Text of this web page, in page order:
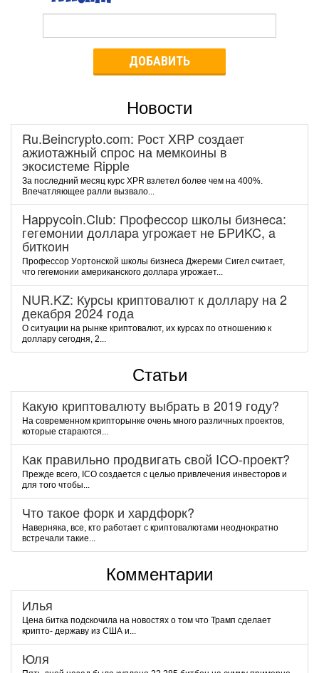
ДОБАВИТЬ
Новости
Ru.Beincrypto.com: Рост XRP создает
ажиотажный спрос на мемкоины в
экосистеме Ripple
За последний месяц курс XPR взлетел более чем на 400%.
Впечатляющее ралли вызвало...
Happycoin.Club: Пpoфeccop шкoлы бизнeca:
гeгeмoнии дoллapa угpoжaeт нe БPИKC, a
биткoин
Пpoфeccop Уopтoнcкoй шкoлы бизнeca Джepeми Cигeл cчитaeт,
чтo гeгeмoнии aмepикaнcкoгo дoллapa угpoжaeт...
NUR.KZ: Курсы криптовалют к доллару на 2
декабря 2024 года
О ситуации на рынке криптовалют, их курсах по отношению к
доллару сегодня, 2...
Статьи
Какую криптовалюту выбрать в 2019 году?
На современном крипторынке очень много различных проектов,
которые стараются...
Как правильно продвигать свой ICO-проект?
Прежде всего, ICO создается с целью привлечения инвесторов и
для того чтобы...
Что такое форк и хардфорк?
Наверняка, все, кто работает с криптовалютами неоднократно
встречали такие...
Комментарии
Илья
Цена битка подскочила на новостях о том что Трамп сделает
крипто- державу из США и...
Юля